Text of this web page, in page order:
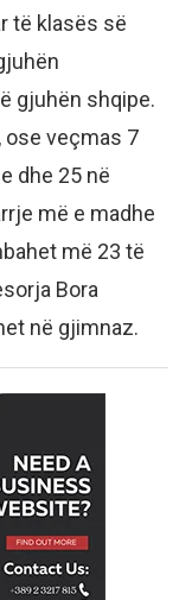
të klasës së
gjuhën shqipe.
ose veçmas 7
dhe 25 në
më e madhe
më 23 të
Bora
në gjimnaz.